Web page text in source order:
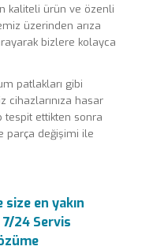
kaliteli ürün ve özenli
üzerinden arıza
bizlere kolayca
patlakları gibi
cihazlarınıza hasar
tespit ettikten sonra
parça değişimi ile
en yakın
24 Servis